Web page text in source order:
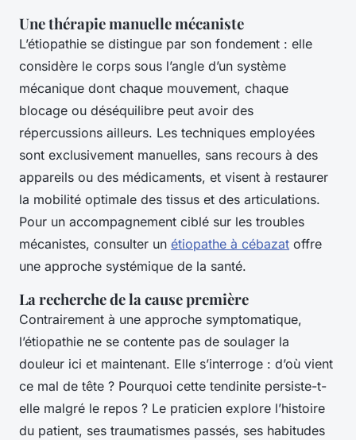
Une thérapie manuelle mécaniste
L’étiopathie se distingue par son fondement : elle
considère le corps sous l’angle d’un système
mécanique dont chaque mouvement, chaque
blocage ou déséquilibre peut avoir des
répercussions ailleurs. Les techniques employées
sont exclusivement manuelles, sans recours à des
appareils ou des médicaments, et visent à restaurer
la mobilité optimale des tissus et des articulations.
Pour un accompagnement ciblé sur les troubles
mécanistes, consulter un étiopathe à cébazat offre
une approche systémique de la santé.
La recherche de la cause première
Contrairement à une approche symptomatique,
l’étiopathie ne se contente pas de soulager la
douleur ici et maintenant. Elle s’interroge : d’où vient
ce mal de tête ? Pourquoi cette tendinite persiste-t-
elle malgré le repos ? Le praticien explore l’histoire
du patient, ses traumatismes passés, ses habitudes